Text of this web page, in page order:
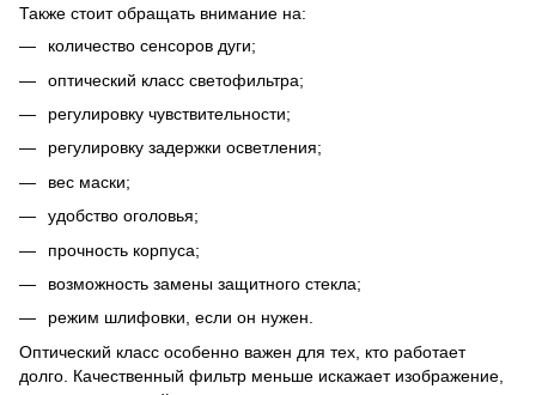
Также стоит обращать внимание на:
количество сенсоров дуги;
оптический класс светофильтра;
регулировку чувствительности;
регулировку задержки осветления;
вес маски;
удобство оголовья;
прочность корпуса;
возможность замены защитного стекла;
режим шлифовки, если он нужен.
Оптический класс особенно важен для тех, кто работает
долго. Качественный фильтр меньше искажает изображение,